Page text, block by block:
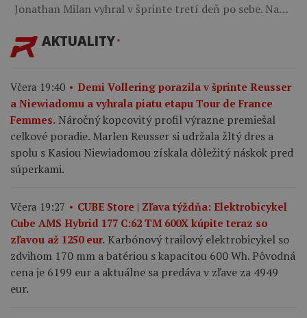
Jonathan Milan vyhral v šprinte tretí deň po sebe. Na…
AKTUALITY
Včera 19:40
Demi Vollering porazila v šprinte Reusser
a Niewiadomu a vyhrala piatu etapu Tour de France
Femmes. Náročný kopcovitý profil výrazne premiešal
celkové poradie. Marlen Reusser si udržala žltý dres a
spolu s Kasiou Niewiadomou získala dôležitý náskok pred
súperkami.
Včera 19:27
CUBE Store | Zľava týždňa: Elektrobicykel
Cube AMS Hybrid 177 C:62 TM 600X kúpite teraz so
zľavou až 1250 eur. Karbónový trailový elektrobicykel so
zdvihom 170 mm a batériou s kapacitou 600 Wh. Pôvodná
cena je 6199 eur a aktuálne sa predáva v zľave za 4949
eur.